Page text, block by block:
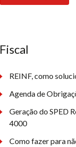
Fiscal
REINF, como
Agenda de
Geração do SPED
4000
Como fazer para